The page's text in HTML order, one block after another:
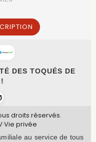
DES TOQUÉS DE
droits réservés.
·Vie privée
au service de tous